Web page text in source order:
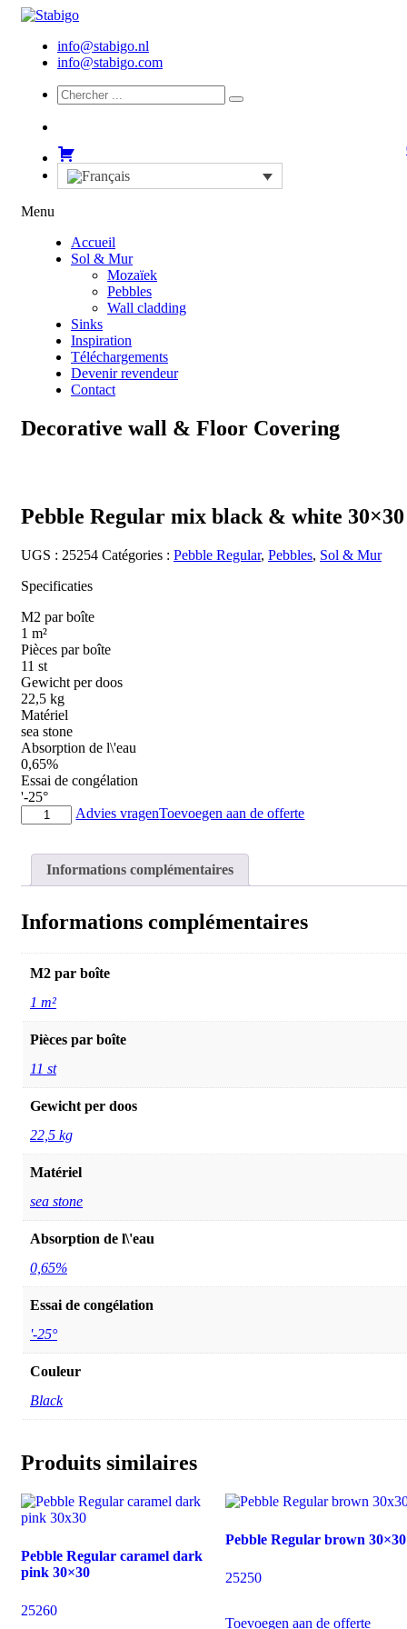
info@stabigo.nl
info@stabigo.com
Menu
Accueil
Sol & Mur
Mozaïek
Pebbles
Wall cladding
Sinks
Inspiration
Téléchargements
Devenir revendeur
Contact
Decorative wall & Floor Covering
Pebble Regular mix black & white 30×30
UGS : 25254 Catégories : Pebble Regular, Pebbles, Sol & Mur
Specificaties
M2 par boîte
1 m²
Pièces par boîte
11 st
Gewicht per doos
22,5 kg
Matériel
sea stone
Absorption de l\'eau
0,65%
Essai de congélation
'-25°
quantité
de
Regular
white
Advies vragenToevoegen aan de offerte
Informations complémentaires
Informations complémentaires
M2 par boîte
1 m²
Pièces par boîte
11 st
Gewicht per doos
22,5 kg
Matériel
sea stone
Absorption de l\'eau
0,65%
Essai de congélation
'-25°
Couleur
Black
Produits similaires
Pebble Regular caramel dark
pink 30×30
25260
Pebble Regular brown 30×30
25250
Toevoegen aan de offerte